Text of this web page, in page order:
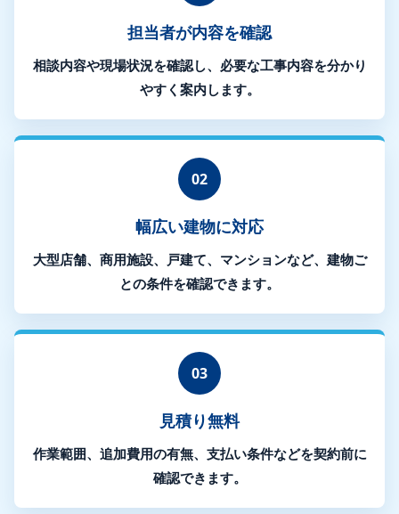
担当者が内容を確認
相談内容や現場状況を確認し、必要な工事内容を分かり
やすく案内します。
02
幅広い建物に対応
大型店舗、商用施設、戸建て、マンションなど、建物ご
との条件を確認できます。
03
見積り無料
作業範囲、追加費用の有無、支払い条件などを契約前に
確認できます。